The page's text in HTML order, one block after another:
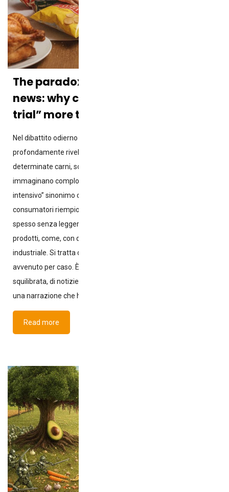
The paradoxes of food-related fake
news: why chicken gets “put on
trial” more than snack cakes
Nel dibattito odierno sul cibo si cela un paradosso curioso e
profondamente rivelatore. Da un lato, i consumatori attaccano
determinate carni, soprattutto il pollo: lo sospettano, diffidano,
immaginano complotti impliciti e considerano l’”allevamento
intensivo” sinonimo di illecito. Dall’altro lato, questi stessi
consumatori riempiono i loro carrelli di prodotti ultra-processati,
spesso senza leggere l’etichetta, senza chiedersi chi li ha
prodotti, come, con quali ingredienti e con quale logica
industriale. Si tratta di un cortocircuito culturale, e non è
avvenuto per caso. È il risultato di anni di comunicazione
squilibrata, di notizie false che hanno trovato terreno fertile, di
una narrazione che ha
Read more